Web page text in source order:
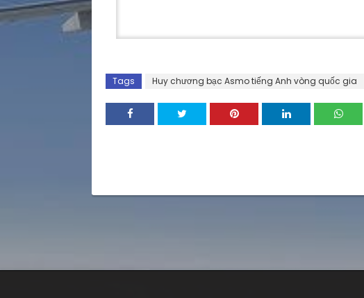
Tags Huy chương bạc Asmo tiếng Anh vòng quốc gia